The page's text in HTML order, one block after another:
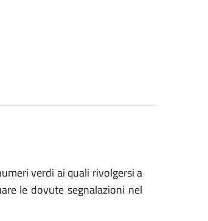
verdi ai quali rivolgersi a
le dovute segnalazioni nel